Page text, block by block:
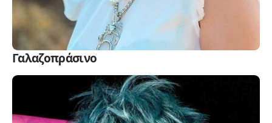
Γαλαζοπράσινο